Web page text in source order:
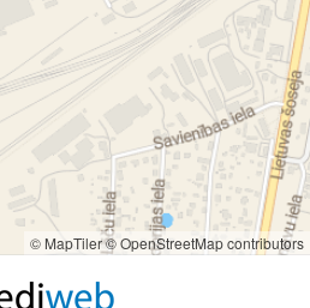
© MapTiler© OpenStreetMap contributors